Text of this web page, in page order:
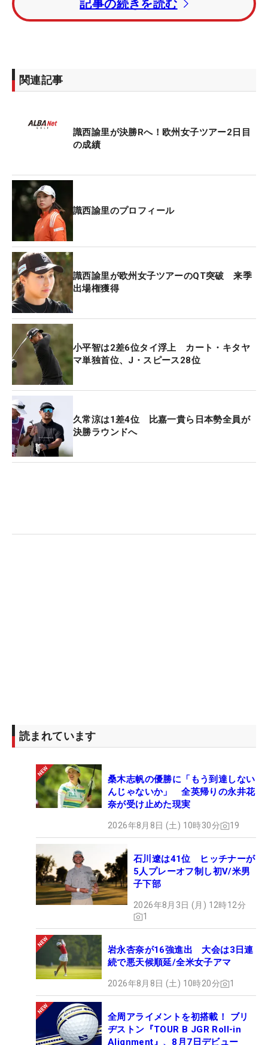
うち2つでバーディを奪取。ほかはパーを並べ続け
ていたが、15番パー5でこの日唯一のボギー。それ
リオ、東京の両五輪に出場したアディティ・アショ
ープしている。
記事の続きを読む
関連記事
識西諭里が決勝Rへ！欧州女子ツアー2日目
の成績
識西諭里のプロフィール
識西諭里が欧州女子ツアーのQT突破 来季
出場権獲得
小平智は2差6位タイ浮上 カート・キタヤ
マ単独首位、J・スピース28位
久常涼は1差4位 比嘉一貴ら日本勢全員が
決勝ラウンドへ
読まれています
桑木志帆の優勝に「もう到達しない
んじゃないか」 全英帰りの永井花
奈が受け止めた現実
2026年8月8日 (土) 10時30分 19
石川遼は41位 ヒッチナーが
5人プレーオフ制し初V/米男
子下部
2026年8月3日 (月) 12時12分
1
岩永杏奈が16強進出 大会は3日連
続で悪天候順延/全米女子アマ
2026年8月8日 (土) 10時20分 1
全周アライメントを初搭載！ ブリ
ヂストン『TOUR B JGR Roll-in
Alignment』、8月7日デビュー